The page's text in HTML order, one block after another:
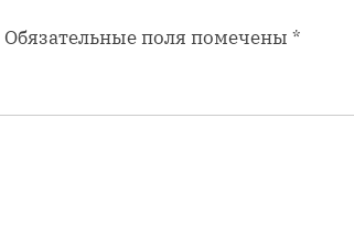
и
Обязательные поля помечены *